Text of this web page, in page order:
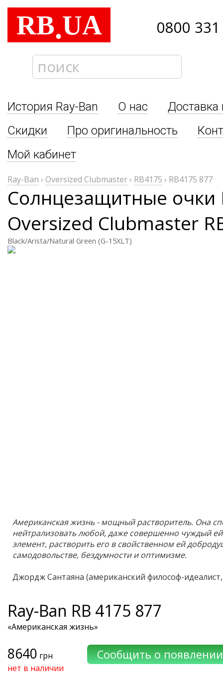
RB.UA 0800
История Ray-Ban О нас
Доставка
Скидки
Про оригинальность
Мой кабинет
Ray-Ban › Oversized Clubmaster› RB4175 › RB4175 877
Солнцезащитные очки
Oversized Clubmaster
Black/Arista/Natural Green (G-15XLT)
Американская жизнь - мощный растворитель. Она
нейтрализовать любой, даже совершенно чуждый
элемент, растворить его в свойственном ей
самодовольстве, бездумности и оптимизме.
Джордж Сантаяна (американский философ-идеалист,
Ray-Ban RB 4175 877
«Американская жизнь»
8640 грн
нет в наличии